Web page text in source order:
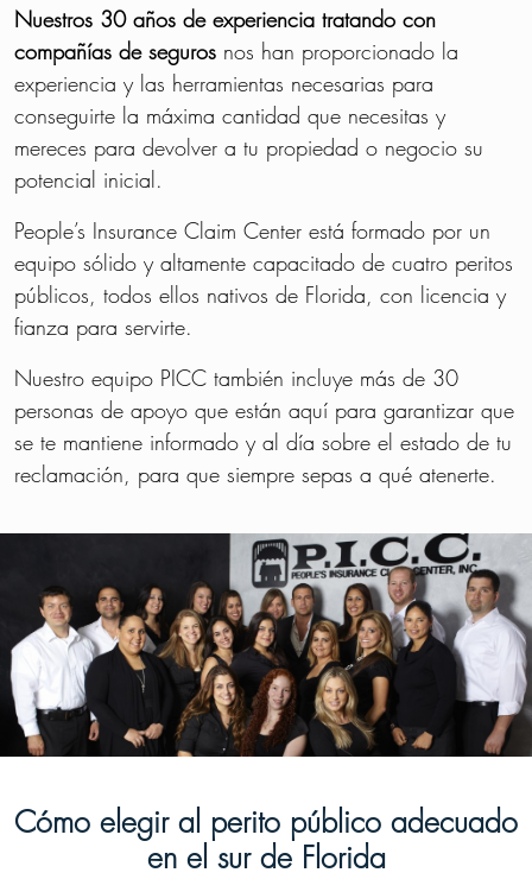
Nuestros 30 años de experiencia tratando con
compañías de seguros nos han proporcionado la
experiencia y las herramientas necesarias para
conseguirte la máxima cantidad que necesitas y
mereces para devolver a tu propiedad o negocio su
potencial inicial.
People’s Insurance Claim Center está formado por un
equipo sólido y altamente capacitado de cuatro peritos
públicos, todos ellos nativos de Florida, con licencia y
fianza para servirte.
Nuestro equipo PICC también incluye más de 30
personas de apoyo que están aquí para garantizar que
se te mantiene informado y al día sobre el estado de tu
reclamación, para que siempre sepas a qué atenerte.
Cómo elegir al perito público adecuado
en el sur de Florida